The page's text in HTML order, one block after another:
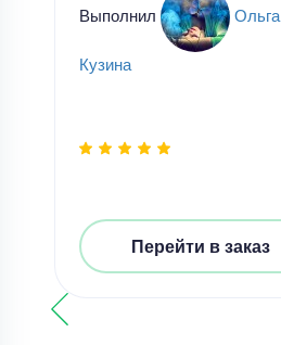
Выполнил Ольга
Кузина
Перейти в заказ